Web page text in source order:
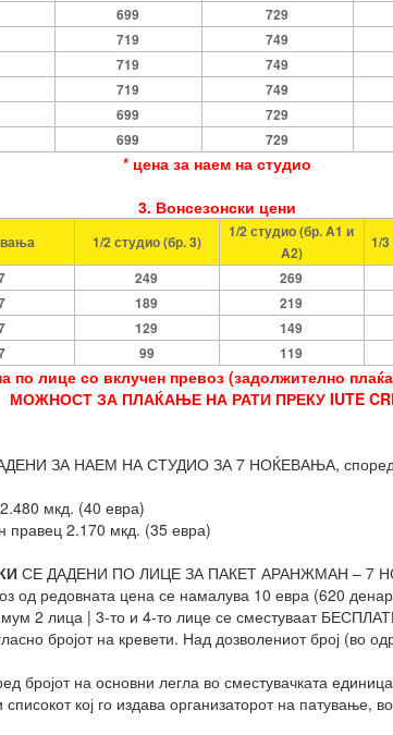
699 729
719 749
719 749
719 749
699 729
699 729
* цена за наем на студио
3. Вонсезонски цени
1/2 студио(бр. 3)
1/2 студио(бр. A1 и
A2)
1/
249 269
189 219
129 149
99 119
по лице со вклучен превоз (задолжително
МОЖНОСТ ЗА ПЛАЌАЊЕ НА РАТИ ПРЕКУ IUTE
ЗА НАЕМ НА СТУДИО ЗА 7 НОЌЕВАЊА, според
мкд. (40 евра)
правец 2.170 мкд. (35 евра)
СЕ ДАДЕНИ ПО ЛИЦЕ ЗА ПАКЕТ АРАНЖМАН – 7
од редовната цена се намалува 10 евра (620
2 лица | 3-то и 4-то лице се сместуваат
бројот на кревети. Над дозволениот број (во
бројот на основни легла во сместувачката
кој го издава организаторот на патување,